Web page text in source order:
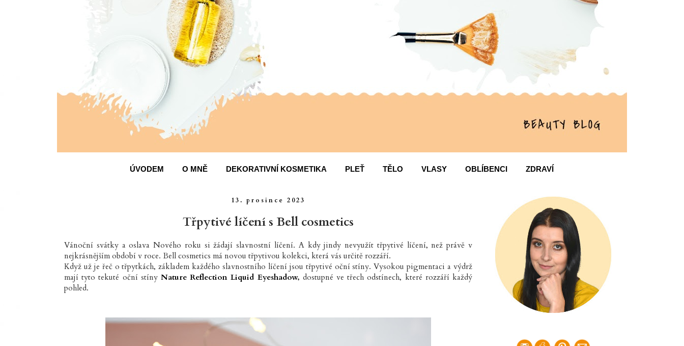
ÚVODEM O MNĚ DEKORATIVNÍ KOSMETIKA PLEŤ TĚLO VLASY OBLÍBENCI ZDRAVÍ
13. prosince 2023
Třpytivé líčení s Bell cosmetics
Vánoční svátky a oslava Nového roku si žádají slavnostní líčení. A kdy jindy nevyužít třpytivé líčení, než právě v
nejkrásnějším období v roce. Bell cosmetics má novou třpytivou kolekci, která vás určitě rozzáří.
Když už je řeč o třpytkách, základem každého slavnostního líčení jsou třpytivé oční stíny. Vysokou pigmentaci a výdrž
mají tyto tekuté oční stíny Nature Reflection Liquid Eyeshadow, dostupné ve třech odstínech, které rozzáří každý
pohled.